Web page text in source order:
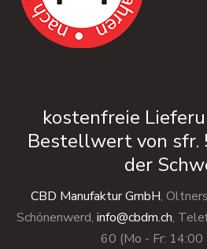
kostenfreie
Bestellwert von sfr.
der
CBD Manufaktur GmbH,
Schönenwerd, info@cbdm.ch,
60 (Mo - Fr: 14:00